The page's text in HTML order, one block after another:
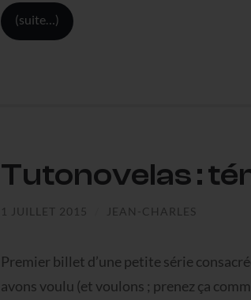
(suite…)
Tutonovelas :
1 JUILLET 2015 JEAN-CHARLES
Premier billet d’une petite série
avons voulu (et voulons ; prenez ça